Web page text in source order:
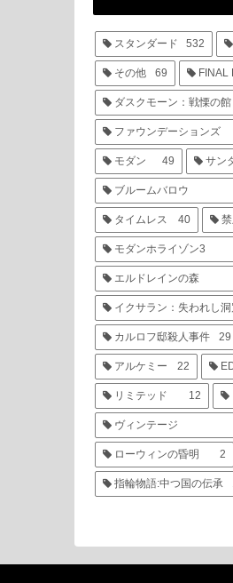
スタンダード 532
その他 69 FINAL
ダスクモーン：戦慄の館
ファウンデーションズ
モダン 49 サン
ブルームバロウ
タイムレス 40 禁
モダンホライゾン3
エルドレインの森
イクサラン：失われし
カルロフ邸殺人事件 29
アルケミー 22
リミテッド 12
ヴィンテージ
ローウィンの昏明 2
指輪物語:中つ国の伝承